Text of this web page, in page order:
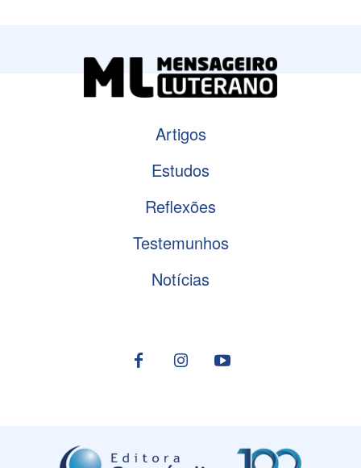
Artigos
Estudos
Reflexões
Testemunhos
Notícias